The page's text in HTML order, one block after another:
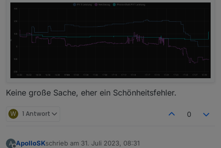
Keine große Sache, eher ein Schönheitsfehler.
W 1 Antwort 0
A ApolloSKschrieb am 31. Juli 2023, 08:31